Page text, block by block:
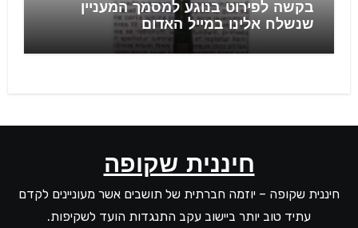
בקשה לפירוט בנוגע למסמך המעניין
שנשלח אלינו במייל האדום
חיננית שקופה
חיננית שקופה – יוזמה חברתית של תושבים אשר מעוניינים לקדם
עתיד טוב יותר ביישוב עקב התנגדות הועד לשקיפות.